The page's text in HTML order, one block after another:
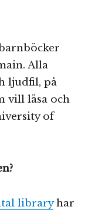
Alla
ljudfil, på
vill läsa och
of
libraryhar